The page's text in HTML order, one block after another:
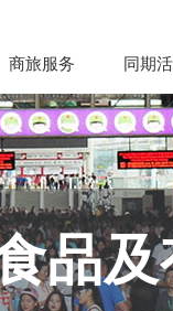
商旅服务 同期
品